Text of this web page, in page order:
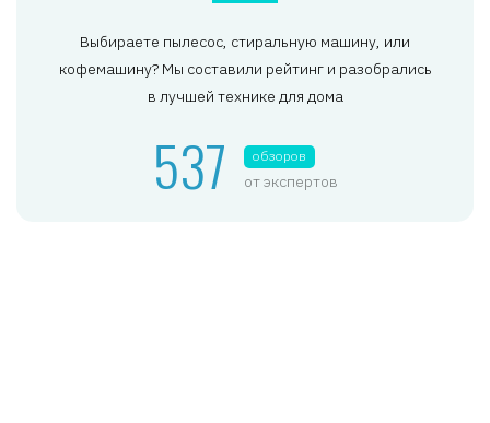
Выбираете пылесос, стиральную машину, или
кофемашину? Мы составили рейтинг и разобрались
в лучшей технике для дома
537 обзоров
от экспертов